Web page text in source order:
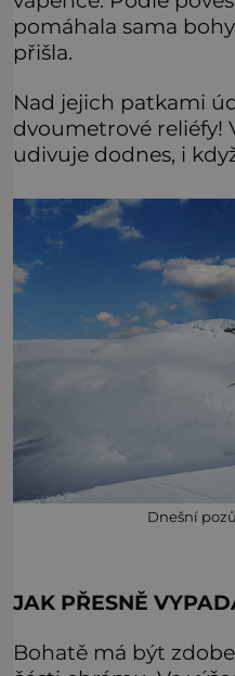
pomáhala sama
přišla.
Nad jejich patkami
dvoumetrové reliéfy!
udivuje dodnes, i
Dnešní
JAK PŘESNĚ
Bohatě má být